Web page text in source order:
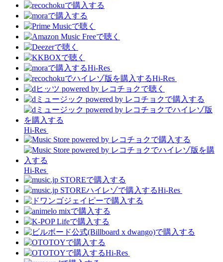
Hi-Res
Hi-Res
Hi-Res
Hi-Res
Hi-Res
Hi-Res